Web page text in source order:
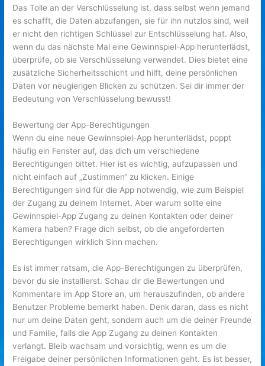
Das Tolle an der Verschlüsselung ist, dass selbst wenn jemand
es schafft, die Daten abzufangen, sie für ihn nutzlos sind, weil
er nicht den richtigen Schlüssel zur Entschlüsselung hat. Also,
wenn du das nächste Mal eine Gewinnspiel-App herunterlädst,
überprüfe, ob sie Verschlüsselung verwendet. Dies bietet eine
zusätzliche Sicherheitsschicht und hilft, deine persönlichen
Daten vor neugierigen Blicken zu schützen. Sei dir immer der
Bedeutung von Verschlüsselung bewusst!
Bewertung der App-Berechtigungen
Wenn du eine neue Gewinnspiel-App herunterlädst, poppt
häufig ein Fenster auf, das dich um verschiedene
Berechtigungen bittet. Hier ist es wichtig, aufzupassen und
nicht einfach auf „Zustimmen“ zu klicken. Einige
Berechtigungen sind für die App notwendig, wie zum Beispiel
der Zugang zu deinem Internet. Aber warum sollte eine
Gewinnspiel-App Zugang zu deinen Kontakten oder deiner
Kamera haben? Frage dich selbst, ob die angeforderten
Berechtigungen wirklich Sinn machen.
Es ist immer ratsam, die App-Berechtigungen zu überprüfen,
bevor du sie installierst. Schau dir die Bewertungen und
Kommentare im App Store an, um herauszufinden, ob andere
Benutzer Probleme bemerkt haben. Denk daran, dass es nicht
nur um deine Daten geht, sondern auch um die deiner Freunde
und Familie, falls die App Zugang zu deinen Kontakten
verlangt. Bleib wachsam und vorsichtig, wenn es um die
Freigabe deiner persönlichen Informationen geht. Es ist besser,